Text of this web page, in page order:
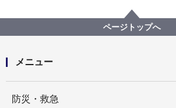
がん患者のアピアランス（外見）ケ
していきます。 ～新たに外科手術
ページトップへ
メニュー
防災・救急